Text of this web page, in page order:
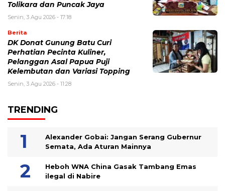
Tolikara dan Puncak Jaya
Senin, 3 Agu 2026 - 17:18
Berita
DK Donat Gunung Batu Curi
Perhatian Pecinta Kuliner,
Pelanggan Asal Papua Puji
Kelembutan dan Variasi Topping
Senin, 3 Agu 2026 - 11:28
TRENDING
Alexander Gobai: Jangan Serang Gubernur
Semata, Ada Aturan Mainnya
Heboh WNA China Gasak Tambang Emas
ilegal di Nabire